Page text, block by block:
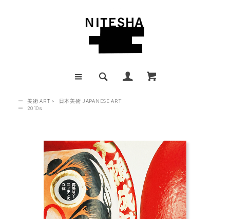
ー 美術 ART >
日本美術 JAPANESE ART
ー
2010s